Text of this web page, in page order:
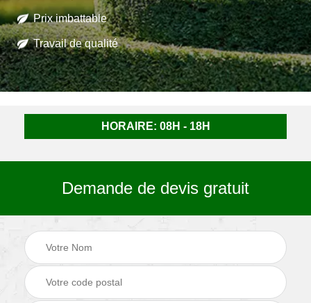
Prix imbattable
Travail de qualité
HORAIRE: 08H - 18H
Demande de devis gratuit